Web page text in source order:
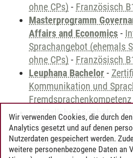
ohne CPs) - Französisch
Masterprogramm
Affairs and Economics -
Sprachangebot (ehemals
ohne CPs) - Französisch
Leuphana Bachelor -
Kommunikation und
zusätzliche Angebote-
Sprachangebot (ehemals
Sprachangebot und
Wir verwenden Cookies, die durch
Analytics gesetzt und auf denen
Nutzerdaten gespeichert werden.
weitere personenbezogene Daten an